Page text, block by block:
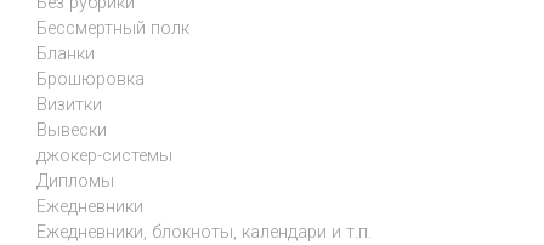
Бессмертный полк
Бланки
Брошюровка
Визитки
Вывески
джокер-системы
Дипломы
Ежедневники
Ежедневники, блокноты, календари и т.п.